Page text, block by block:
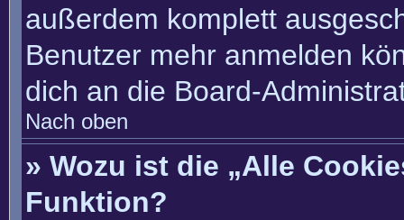
außerdem komplett
Benutzer mehr anmelden
dich an die Board-
Nach oben
» Wozu ist die „Alle
Funktion?